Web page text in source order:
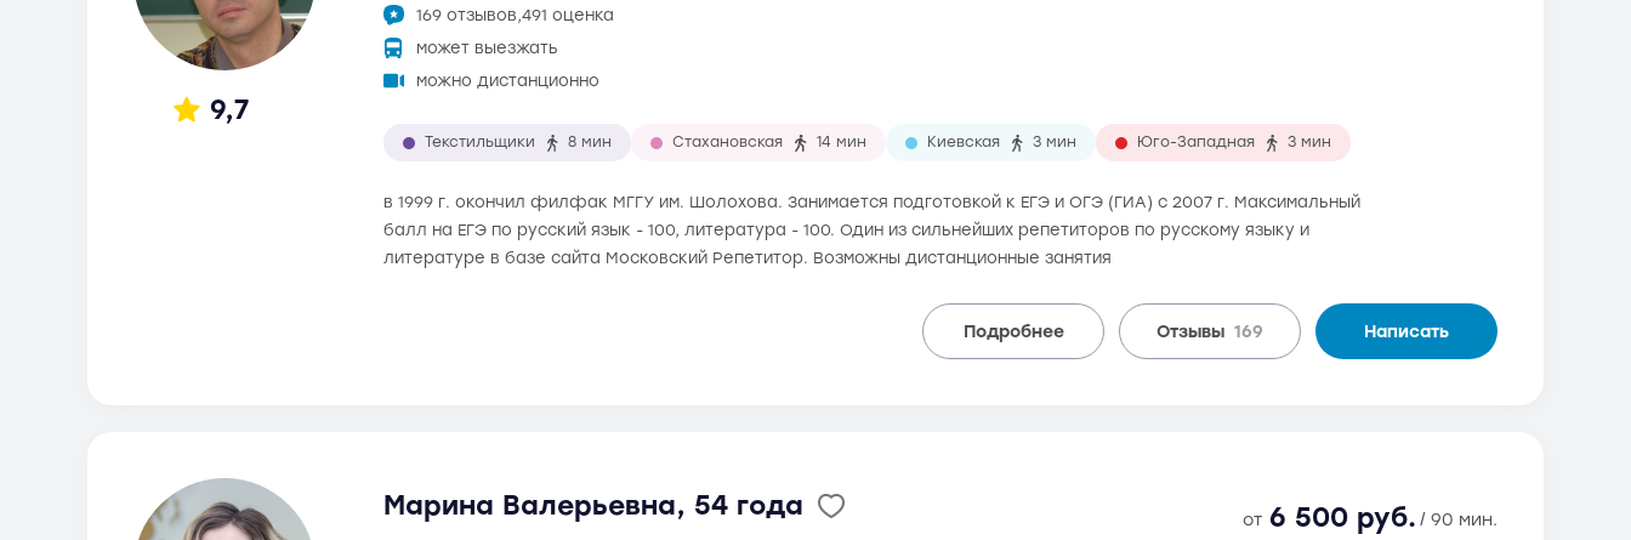
9,7
169 отзывов,491 оценка
может выезжать
можно дистанционно
Текстильщики 8 мин Стахановская 14 мин Киевская 3 мин Юго-Западная 3 мин
в 1999 г. окончил филфак МГГУ им. Шолохова. Занимается подготовкой к ЕГЭ и ОГЭ (ГИА) с 2007 г. Максимальный
балл на ЕГЭ по русский язык - 100, литература - 100. Один из сильнейших репетиторов по русскому языку и
литературе в базе сайта Московский Репетитор. Возможны дистанционные занятия
Подробнее Отзывы 169 Написать
Марина Валерьевна, 54 года от 6 500 руб. / 90 мин.